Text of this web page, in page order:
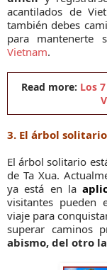
acantilados de
también debes
para mantenerte
Vietnam.
Read more: Los
3. El árbol solitario
El árbol solitario
de Ta Xua.
ya está en la
visitantes pueden
viaje para
superar caminos
abismo, del otro